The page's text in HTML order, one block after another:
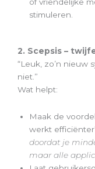
stimuleren.
2. Scepsis –
“Leuk, zo’n nieuw
niet.”
Wat helpt:
Maak de
werkt
doordat je
maar alle